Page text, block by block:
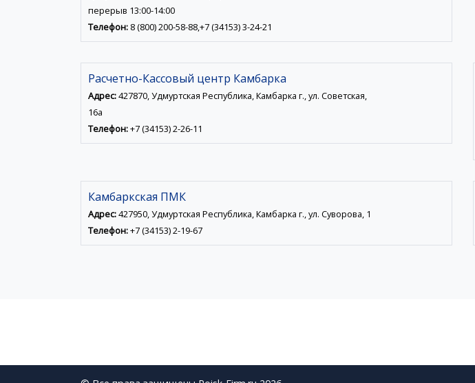
перерыв 13:00-14:00
Телефон: 8 (800) 200-58-88,+7 (34153) 3-24-21
Расчетно-Кассовый центр Камбарка
Адрес:427870, Удмуртская Республика, Камбарка г., ул. Советская,
16а
Телефон:+7 (34153) 2-26-11
Камбаркская ПМК
Адрес:427950, Удмуртская Республика, Камбарка г., ул. Суворова, 1
Телефон:+7 (34153) 2-19-67